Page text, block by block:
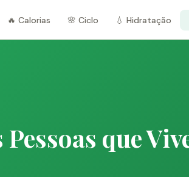
🔥 Calorias 🌸 Ciclo 💧 Hidratação
que